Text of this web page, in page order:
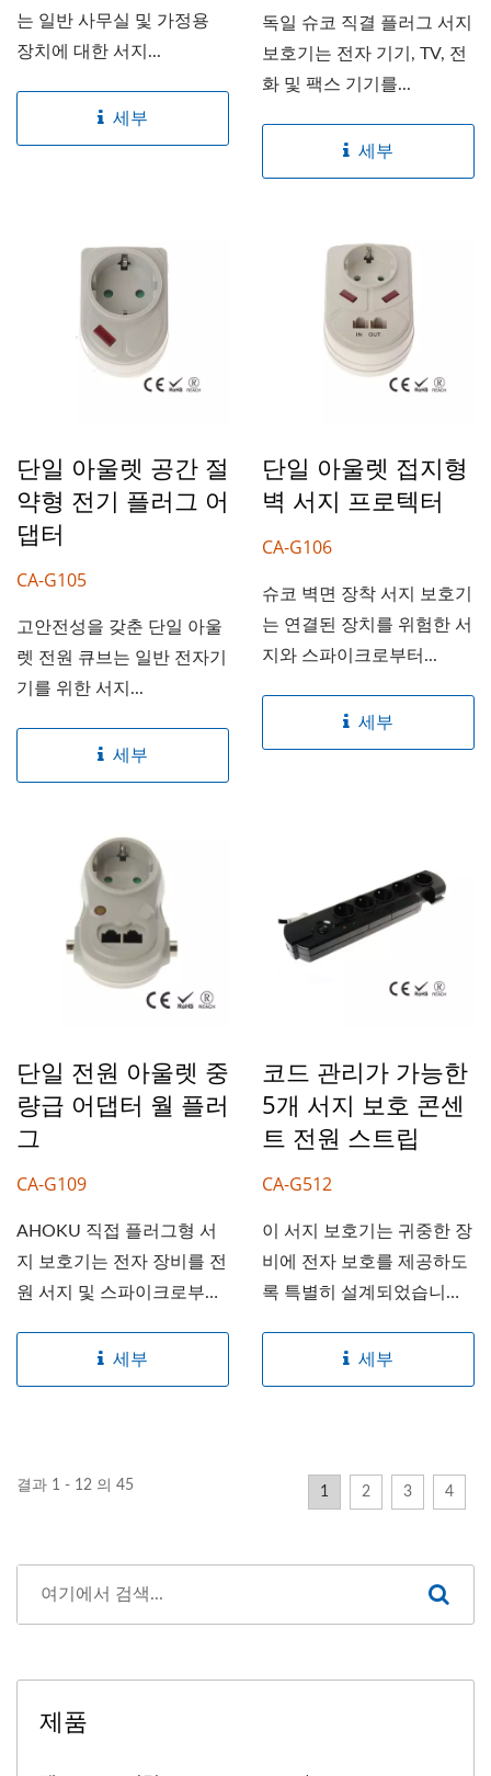
는 일반 사무실 및 가정용
장치에 대한 서지...
세부
독일 슈코 직결 플러그 서지
보호기는 전자 기기, TV, 전
화 및 팩스 기기를...
세부
단일 아울렛 공간 절
약형 전기 플러그 어
댑터
CA-G105
고안전성을 갖춘 단일 아울
렛 전원 큐브는 일반 전자기
기를 위한 서지...
세부
단일 아울렛 접지형
벽 서지 프로텍터
CA-G106
슈코 벽면 장착 서지 보호기
는 연결된 장치를 위험한 서
지와 스파이크로부터...
세부
단일 전원 아울렛 중
량급 어댑터 월 플러
그
CA-G109
AHOKU 직접 플러그형 서
지 보호기는 전자 장비를 전
원 서지 및 스파이크로부
세부
코드 관리가 가능한
5개 서지 보호 콘센
트 전원 스트립
CA-G512
이 서지 보호기는 귀중한 장
비에 전자 보호를 제공하도
록 특별히 설계되었습니
세부
결과 1 - 12 의 45 1 2 3 4
제품